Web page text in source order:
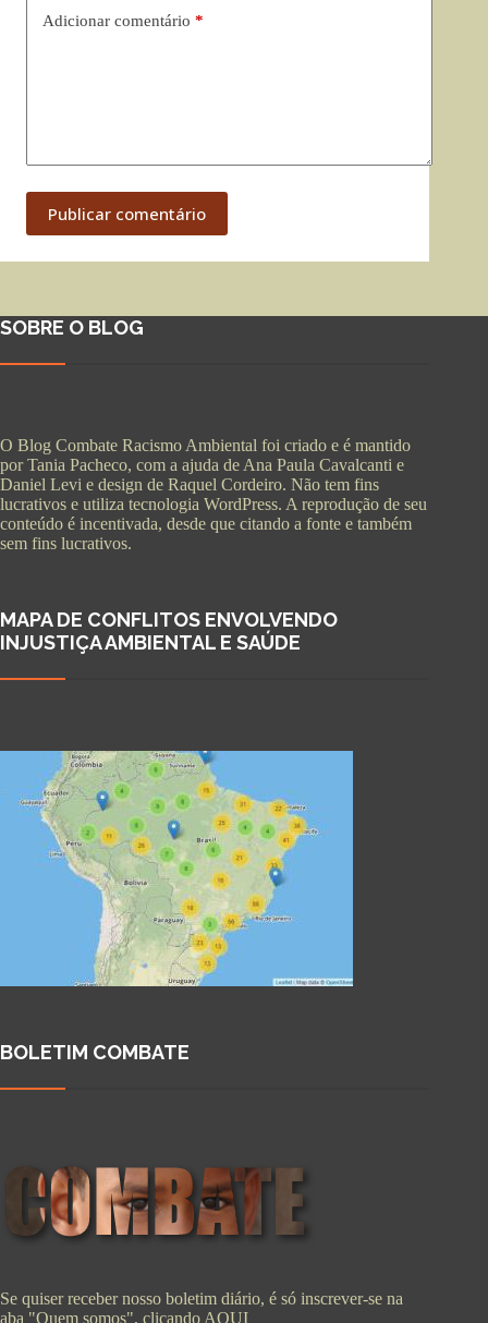
Adicionar comentário *
Publicar comentário
SOBRE O BLOG
O Blog Combate Racismo Ambiental foi criado e é mantido
por Tania Pacheco, com a ajuda de Ana Paula Cavalcanti e
Daniel Levi e design de Raquel Cordeiro. Não tem fins
lucrativos e utiliza tecnologia WordPress. A reprodução de seu
conteúdo é incentivada, desde que citando a fonte e também
sem fins lucrativos.
MAPA DE CONFLITOS ENVOLVENDO
INJUSTIÇA AMBIENTAL E SAÚDE
BOLETIM COMBATE
Se quiser receber nosso boletim diário, é só inscrever-se na
aba "Quem somos", clicando AQUI